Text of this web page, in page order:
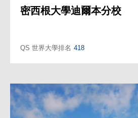
明尼蘇達大學教育與人力
QS 世界大學排名 79